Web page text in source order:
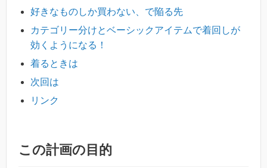
好きなものしか買わない、で陥る先
カテゴリー分けとベーシックアイテムで着回しが
効くようになる！
着るときは
次回は
リンク
この計画の目的